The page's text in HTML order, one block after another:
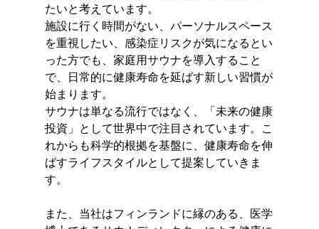
たいと考えています。
施設に行く時間がない、パーソナルスペース
を重視したい、感染症リスクが気になるとい
った方でも、家庭用サウナを導入すること
で、日常的に健康寿命を延ばす新しい習慣が
始まります。
サウナは単なる流行ではなく、「未来の健康
投資」として世界中で注目されています。こ
れからも科学的根拠を基盤に、健康寿命を伸
ばすライフスタイルとして提案していきま
す。
また、当社はフィンランドに縁のある、医学